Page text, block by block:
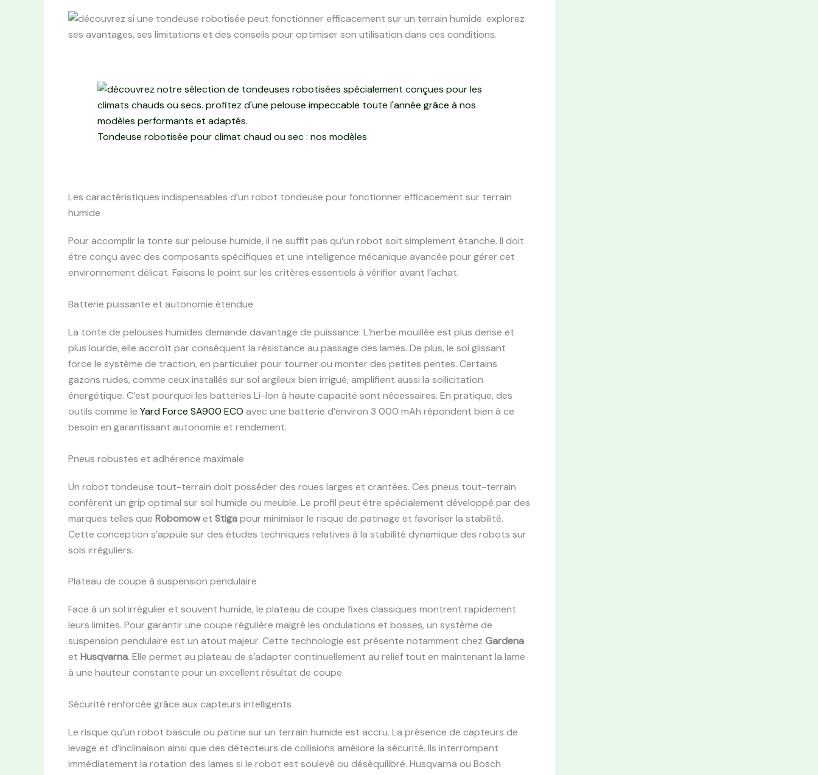
Tondeuse robotisée pour climat chaud ou sec : nos modèles
Les caractéristiques indispensables d’un robot tondeuse pour fonctionner efficacement sur terrain
humide
Pour accomplir la tonte sur pelouse humide, il ne suffit pas qu’un robot soit simplement étanche. Il doit
être conçu avec des composants spécifiques et une intelligence mécanique avancée pour gérer cet
environnement délicat. Faisons le point sur les critères essentiels à vérifier avant l’achat.
Batterie puissante et autonomie étendue
La tonte de pelouses humides demande davantage de puissance. L’herbe mouillée est plus dense et
plus lourde, elle accroît par conséquent la résistance au passage des lames. De plus, le sol glissant
force le système de traction, en particulier pour tourner ou monter des petites pentes. Certains
gazons rudes, comme ceux installés sur sol argileux bien irrigué, amplifient aussi la sollicitation
énergétique. C’est pourquoi les batteries Li-Ion à haute capacité sont nécessaires. En pratique, des
outils comme le Yard Force SA900 ECO avec une batterie d’environ 3 000 mAh répondent bien à ce
besoin en garantissant autonomie et rendement.
Pneus robustes et adhérence maximale
Un robot tondeuse tout-terrain doit posséder des roues larges et crantées. Ces pneus tout-terrain
confèrent un grip optimal sur sol humide ou meuble. Le profil peut être spécialement développé par des
marques telles que Robomowet Stigapour minimiser le risque de patinage et favoriser la stabilité.
Cette conception s’appuie sur des études techniques relatives à la stabilité dynamique des robots sur
sols irréguliers.
Plateau de coupe à suspension pendulaire
Face à un sol irrégulier et souvent humide, le plateau de coupe fixes classiques montrent rapidement
leurs limites. Pour garantir une coupe régulière malgré les ondulations et bosses, un système de
suspension pendulaire est un atout majeur. Cette technologie est présente notamment chez Gardena
et Husqvarna. Elle permet au plateau de s’adapter continuellement au relief tout en maintenant la lame
à une hauteur constante pour un excellent résultat de coupe.
Sécurité renforcée grâce aux capteurs intelligents
Le risque qu’un robot bascule ou patine sur un terrain humide est accru. La présence de capteurs de
levage et d’inclinaison ainsi que des détecteurs de collisions améliore la sécurité. Ils interrompent
immédiatement la rotation des lames si le robot est soulevé ou déséquilibré. Husqvarna ou Bosch